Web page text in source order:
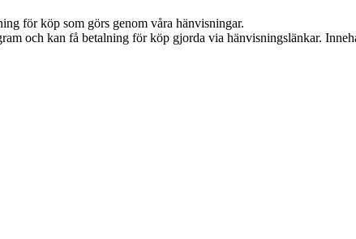
för köp som görs genom våra hänvisningar.
och kan få betalning för köp gjorda via hänvisningslänkar.